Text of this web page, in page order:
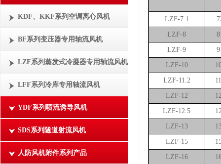
KDF、KKF系列空调离心风机
BF系列变压器专用轴流风机
LZF系列蒸发式冷凝器专用轴流风机
LFF系列冷库专用轴流风机
YDF系列喷流诱导风机
SDS系列隧道射流风机
人防风机附件系列产品
LZF-7.1
LZF-8
LZF-9
LZF-10
LZF-11.2
LZF-12
LZF-12.5
LZF-13
LZF-15
LZF-16